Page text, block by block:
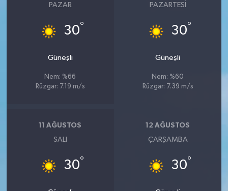
PAZAR
30°
Güneşli
Nem: %66
Rüzgar: 7.19 m/s
PAZARTESI
30°
Güneşli
Nem: %60
Rüzgar: 7.39 m/s
11 AĞUSTOS
SALI
30°
12 AĞUSTOS
ÇARŞAMBA
30°